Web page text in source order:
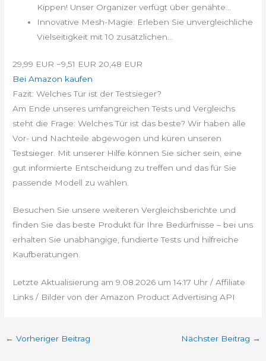
Kippen! Unser Organizer verfügt über genähte...
Innovative Mesh-Magie: Erleben Sie unvergleichliche
Vielseitigkeit mit 10 zusätzlichen...
29,99 EUR −9,51 EUR 20,48 EUR
Bei Amazon kaufen
Fazit: Welches Tür ist der Testsieger?
Am Ende unseres umfangreichen Tests und Vergleichs
steht die Frage: Welches Tür ist das beste? Wir haben alle
Vor- und Nachteile abgewogen und küren unseren
Testsieger. Mit unserer Hilfe können Sie sicher sein, eine
gut informierte Entscheidung zu treffen und das für Sie
passende Modell zu wählen.
Besuchen Sie unsere weiteren Vergleichsberichte und
finden Sie das beste Produkt für Ihre Bedürfnisse – bei uns
erhalten Sie unabhängige, fundierte Tests und hilfreiche
Kaufberatungen.
Letzte Aktualisierung am 9.08.2026 um 14:17 Uhr / Affiliate
Links / Bilder von der Amazon Product Advertising API
← Vorheriger Beitrag Nächster Beitrag →